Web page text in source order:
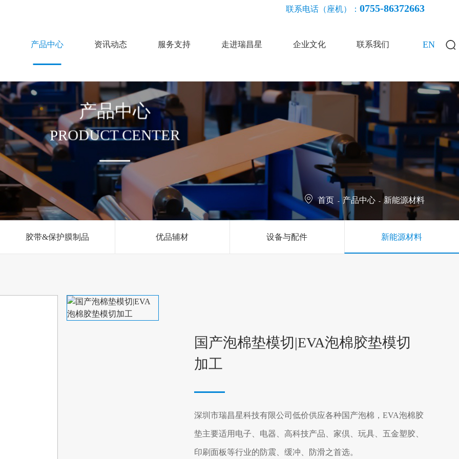
联系电话（座机）： 0755-86372663
产品中心 资讯动态 服务支持 走进瑞昌星 企业文化 联系我们 EN
产品中心
PRODUCT CENTER
首页 - 产品中心 - 新能源材料
胶带&保护膜制品 优品辅材 设备与配件 新能源材料
国产泡棉垫模切|EVA泡棉胶垫模切
加工
深圳市瑞昌星科技有限公司低价供应各种国产泡棉，EVA泡棉胶
垫主要适用电子、电器、高科技产品、家倶、玩具、五金塑胶、
印刷面板等行业的防震、缓冲、防滑之首选。